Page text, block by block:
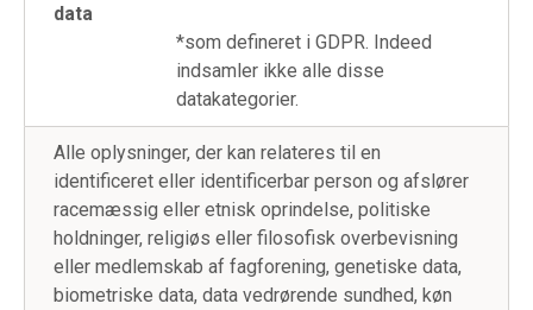
data
*som defineret i GDPR. Indeed
indsamler ikke alle disse
datakategorier.
Alle oplysninger, der kan relateres til en
identificeret eller identificerbar person og afslører
racemæssig eller etnisk oprindelse, politiske
holdninger, religiøs eller filosofisk overbevisning
eller medlemskab af fagforening, genetiske data,
biometriske data, data vedrørende sundhed, køn